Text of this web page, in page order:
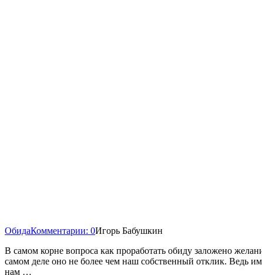
ОбидаКомментарии: 0Игорь Бабушкин
В самом корне вопроса как проработать обиду заложено
самом деле оно не более чем наш собственный отклик. Ведь
нам …